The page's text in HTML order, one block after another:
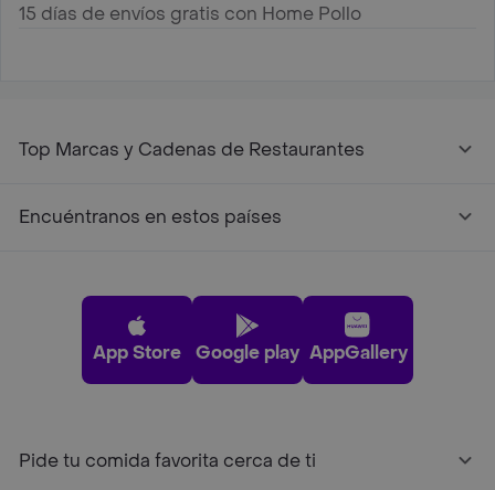
15 días de envíos gratis con Home Pollo
Top Marcas y Cadenas de Restaurantes
Encuéntranos en estos países
App Store Google play AppGallery
Pide tu comida favorita cerca de ti